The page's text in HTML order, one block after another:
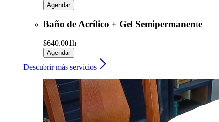
Agendar
Baño de Acrílico + Gel Semipermanente
$640.001h
Agendar
Descubrir más servicios